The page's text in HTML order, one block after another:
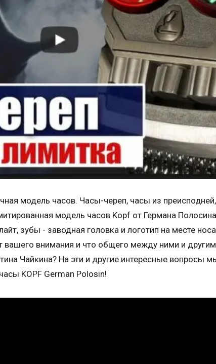
модель часов. Часы-череп, часы из преисподней,
модель часов Kopf от Германа
зубы - заводная головка и логотип на месте
вашего внимания и что общего между ними и
Чайкина? На эти и другие интересные вопросы
KOPF German Polosin!